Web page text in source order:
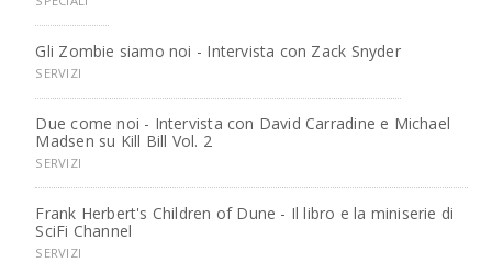
Gli Zombie siamo noi - Intervista con Zack Snyder
SERVIZI
Due come noi - Intervista con David Carradine e Michael
Madsen su Kill Bill Vol. 2
SERVIZI
Frank Herbert's Children of Dune - Il libro e la miniserie di
SciFi Channel
SERVIZI